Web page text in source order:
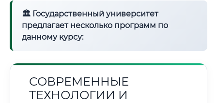
🏛 Государственный университет
предлагает несколько программ по
данному курсу:
СОВРЕМЕННЫЕ
ТЕХНОЛОГИИ И